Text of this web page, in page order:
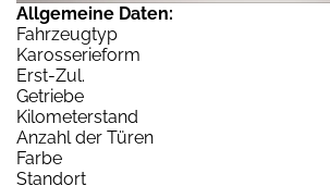
Allgemeine Daten:
Fahrzeugtyp
Karosserieform
Erst-Zul.
Getriebe
Kilometerstand
Anzahl der Türen
Farbe
Standort